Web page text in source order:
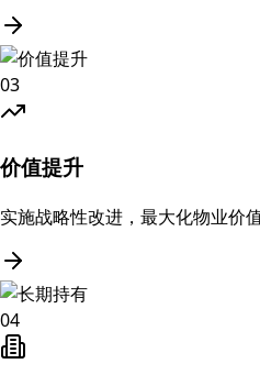
03
价值提升
实施战略性改进，最大化物业价
04